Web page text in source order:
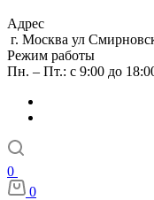
Адрес
г. Москва ул
Режим работы
Пн. – Пт.: с 9:00 до
0
0